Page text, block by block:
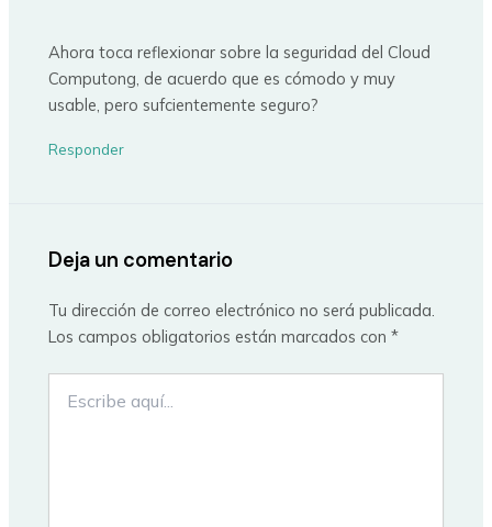
Ahora toca reflexionar sobre la seguridad del Cloud
Computong, de acuerdo que es cómodo y muy
usable, pero sufcientemente seguro?
Responder
Deja un comentario
Tu dirección de correo electrónico no será publicada.
Los campos obligatorios están marcados con*
aquí...